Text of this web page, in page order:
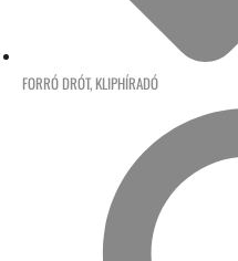
FORRÓ DRÓT, KLIPHÍRADÓ